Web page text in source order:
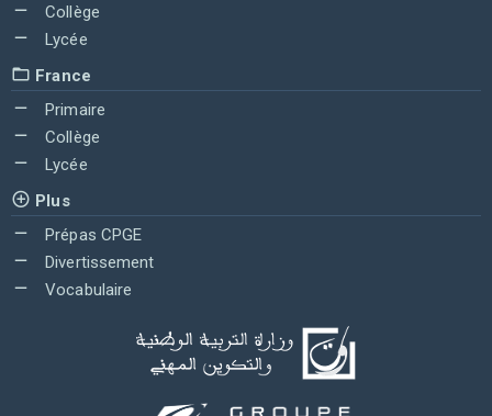
Collège
Lycée
France
Primaire
Collège
Lycée
Plus
Prépas CPGE
Divertissement
Vocabulaire